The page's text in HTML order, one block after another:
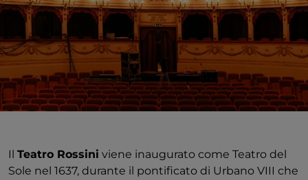
Il Teatro Rossini viene inaugurato come Teatro del
Sole nel 1637, durante il pontificato di Urbano VIII che